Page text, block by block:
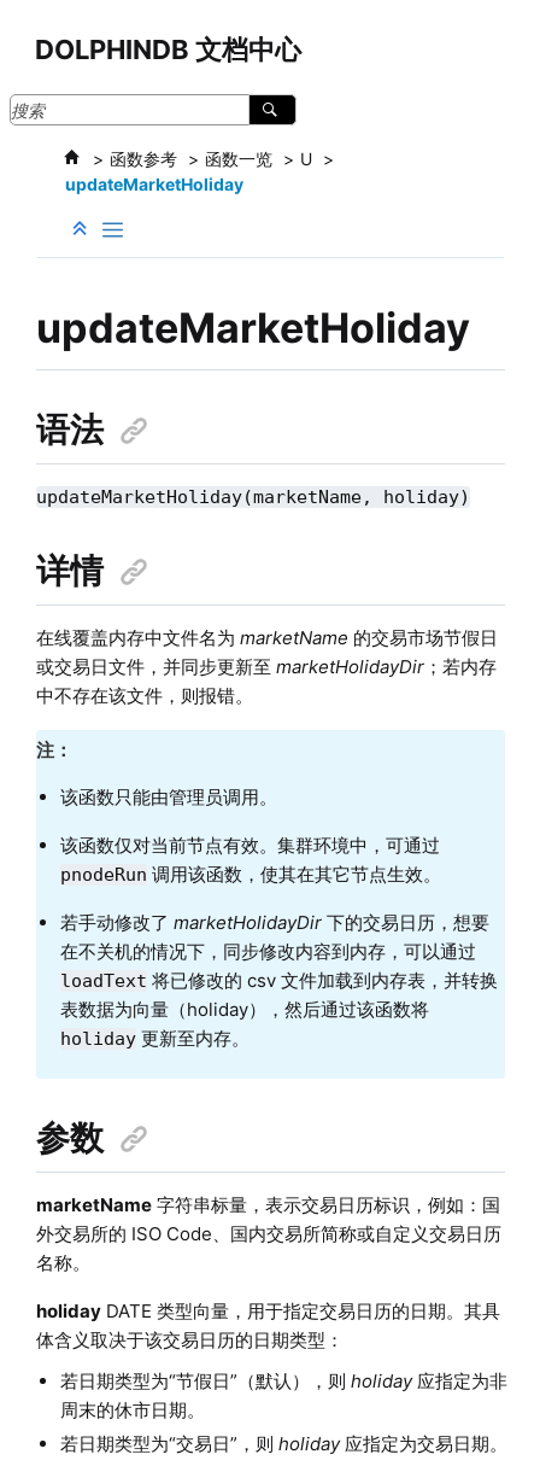
DOLPHINDB 文档中心
函数参考 函数一览
U
updateMarketHoliday
updateMarketHoliday
语法
updateMarketHoliday(marketName, holiday)
详情
在线覆盖内存中文件名为 marketName 的交易市场节假日
或交易日文件，并同步更新至 marketHolidayDir；若内存
中不存在该文件，则报错。
注：
该函数只能由管理员调用。
该函数仅对当前节点有效。集群环境中，可通过
pnodeRun 调用该函数，使其在其它节点生效。
若手动修改了 marketHolidayDir下的交易日历，想要
在不关机的情况下，同步修改内容到内存，可以通过
loadText 将已修改的 csv 文件加载到内存表，并转换
表数据为向量（holiday），然后通过该函数将
holiday更新至内存。
参数
marketName字符串标量，表示交易日历标识，例如：国
外交易所的 ISO Code、国内交易所简称或自定义交易日历
名称。
holidayDATE 类型向量，用于指定交易日历的日期。其具
体含义取决于该交易日历的日期类型：
若日期类型为“节假日”（默认），则 holiday应指定为非
周末的休市日期。
若日期类型为“交易日”，则 holiday应指定为交易日期。